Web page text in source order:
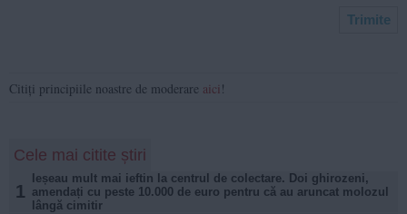
Citiți principiile noastre de moderare aici!
Cele mai citite știri
1
Ieșeau mult mai ieftin la centrul de colectare. Doi ghirozeni,
amendați cu peste 10.000 de euro pentru că au aruncat molozul
lângă cimitir